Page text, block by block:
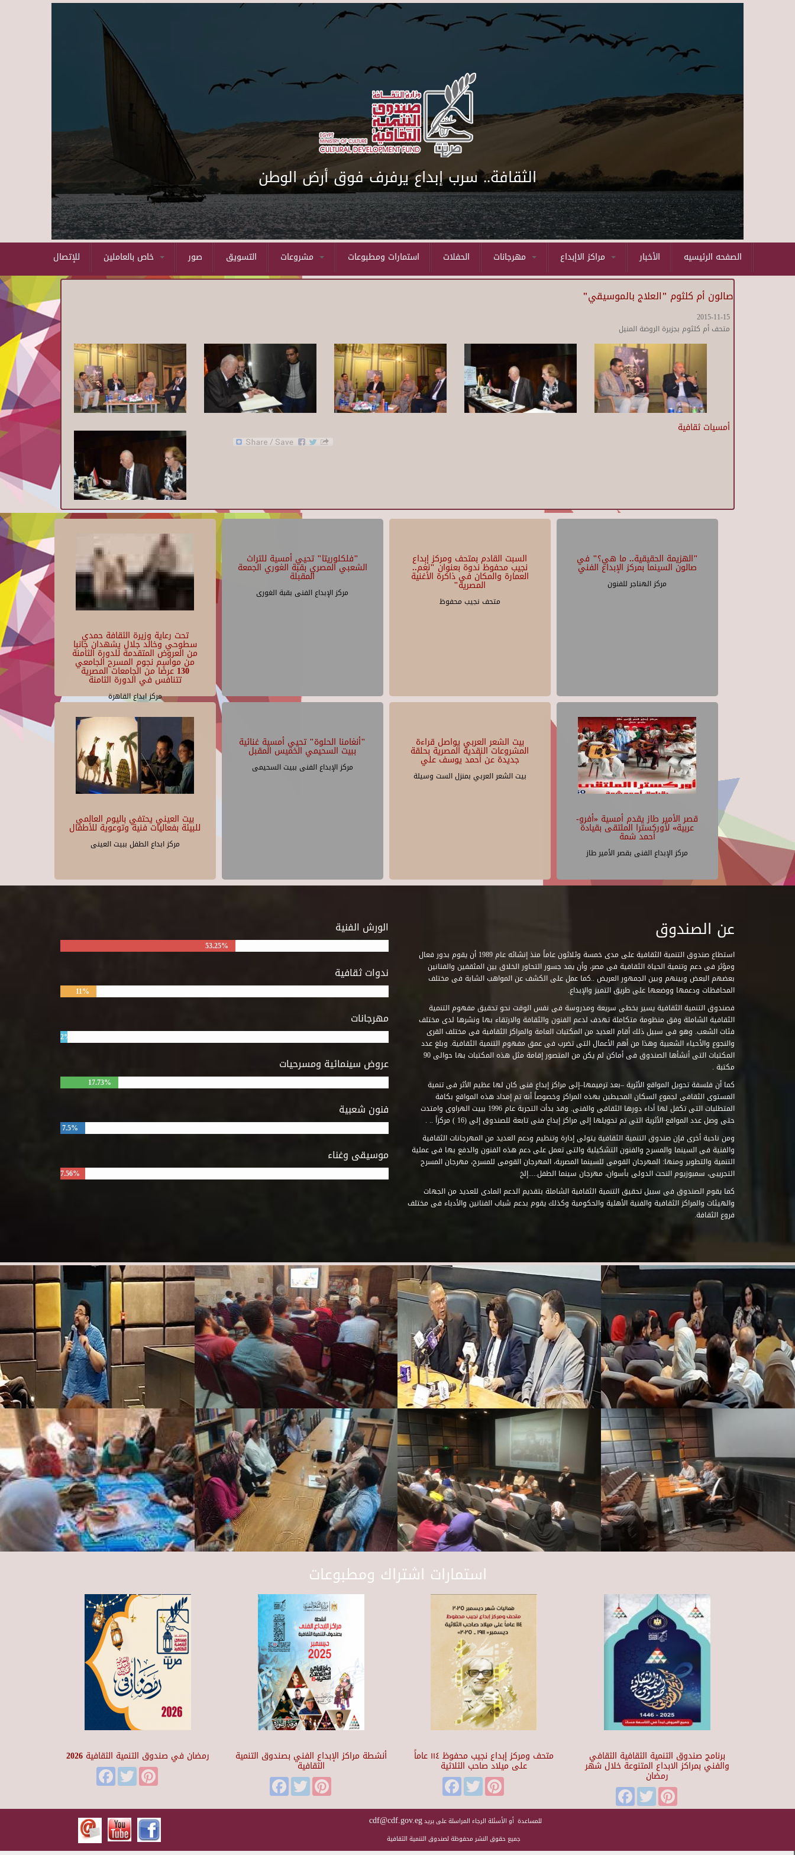
Skip to main content
الثقافة.. سرب إبداع يرفرف فوق أرض الوطن
للإتصال صور التسويق استمارات ومطبوعات الحفلات الأخبار الصفحه الرئيسيه
صالون أم كلثوم "العلاج بالموسيقي"
2015-11-15
متحف أم كلثوم بجزيرة الروضة المنيل
أمسيات ثقافية
تحت رعاية وزيرة الثقافة حمدي
سطوحي وخالد جلال يشهدان جانبا
من العروض المتقدمة للدورة الثامنة
من مواسم نجوم المسرح الجامعي
130 عرضًا من الجامعات المصرية
تتنافس في الدورة الثامنة
مركز ابداع القاهرة
"فلكلوريتا" تحيي أمسية للتراث
الشعبي المصري بقبة الغوري الجمعة
المقبلة
مركز الإبداع الفنى بقبة الغورى
السبت القادم بمتحف ومركز إبداع
نجيب محفوظ ندوة بعنوان "نغم..
العمارة والمكان في ذاكرة الأغنية
المصرية"
متحف نجيب محفوظ
"الهزيمة الحقيقية.. ما هي؟" في
صالون السينما بمركز الإبداع الفني
مركز الهناجر للفنون
بيت العيني يحتفي باليوم العالمي
للبيئة بفعاليات فنية وتوعوية للأطفال
مركز ابداع الطفل ببيت العينى
"أنغامنا الحلوة" تحيي أمسية غنائية
ببيت السحيمي الخميس المقبل
مركز الإبداع الفنى ببيت السحيمى
بيت الشعر العربي يواصل قراءة
المشروعات النقدية المصرية بحلقة
جديدة عن أحمد يوسف علي
بيت الشعر العربي بمنزل الست وسيلة
قصر الأمير طاز يقدم أمسية «أفرو-
عربية» لأوركسترا الملتقى بقيادة
أحمد شمة
مركز الإبداع الفنى بقصر الأمير طاز
الورش الفنية
53.25%
ندوات ثقافية
11%
مهرجانات
2%
عروض سينمائية ومسرحيات
17.73%
فنون شعبية
7.5%
موسيقى وغناء
7.56%
عن الصندوق
استطاع صندوق التنمية الثقافية على مدى خمسة وثلاثون عاماً منذ إنشائه عام 1989 أن يقوم بدور فعال
ومؤثر فى دعم وتنمية الحياة الثقافية فى مصر، وأن يمد جسور التحاور الخلاق بين المثقفين والفنانين
بعضهم البعض وبينهم وبين الجمهور العريض ..كما عمل على الكشف عن المواهب الشابة فى مختلف
المحافظات ودعمها ووضعها على طريق التميز والإبداع.
فصندوق التنمية الثقافية يسير بخطى سريعة ومدروسة فى نفس الوقت نحو تحقيق مفهوم التنمية
الثقافية الشاملة وفق منظومة متكاملة تهدف لدعم الفنون والثقافة والارتقاء بها ونشرها لدى مختلف
فئات الشعب. وهو فى سبيل ذلك أقام العديد من المكتبات العامة والمراكز الثقافية فى مختلف القرى
والنجوع والأحياء الشعبية وهذا من أهم الأعمال التى تضرب فى عمق مفهوم التنمية الثقافية. وبلغ عدد
المكتبات التى أنشأها الصندوق فى أماكن لم يكن من المتصور إقامة مثل هذه المكتبات بها حوالى 90
مكتبة .
كما أن فلسفة تحويل المواقع الأثرية –بعد ترميمها–إلى مراكز إبداع فنى كان لها عظيم الأثر فى تنمية
المستوى الثقافى لجموع السكان المحيطين بهذه المراكز وخصوصاً أنه تم إمداد هذه المواقع بكافة
المتطلبات التى تكفل لها أداء دورها الثقافى والفنى. وقد بدأت التجربة عام 1996 ببيت الهراوى وامتدت
حتى وصل عدد المواقع الأثرية التى تم تحويلها إلى مراكز إبداع فنى تابعة للصندوق إلى (16 ) مركزاً .. .
ومن ناحية أخرى فإن صندوق التنمية الثقافية يتولى إدارة وتنظيم ودعم العديد من المهرجانات الثقافية
والفنية فى السينما والمسرح والفنون التشكيلية والتى تعمل على دعم هذه الفنون والدفع بها فى عملية
التنمية والتطوير ومنها: المهرجان القومى للسينما المصرية، المهرجان القومى للمسرح، مهرجان المسرح
التجريبى، سمبوزيوم النحت الدولى بأسوان، مهرجان سينما الطفل.....إلخ
كما يقوم الصندوق فى سبيل تحقيق التنمية الثقافية الشاملة بتقديم الدعم المادى للعديد من الجهات
والهيئات والمراكز الثقافية والفنية الأهلية والحكومية وكذلك يقوم بدعم شباب الفنانين والأدباء فى مختلف
فروع الثقافة.
استمارات اشتراك ومطبوعات
رمضان في صندوق التنمية الثقافية 2026
FacebookTwitter
أنشطة مراكز الإبداع الفني بصندوق التنمية
الثقافية
FacebookTwitterPinterest
متحف ومركز إبداع نجيب محفوظ ١١٤ عاماً
على ميلاد صاحب الثلاثية
FacebookTwitter
برنامج صندوق التنمية الثقافية الثقافي
والفني بمراكز الابداع المتنوعة خلال شهر
رمضان
FacebookTwitterPinterest
للمساعدة أو الأسئلة الرجاء المراسلة على بريدcdf@cdf.gov.eg
جميع حقوق النشر محفوظة لصندوق التنمية الثقافية